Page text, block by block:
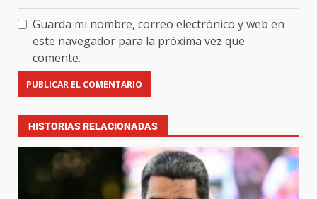
Guarda mi nombre, correo electrónico y web en
este navegador para la próxima vez que
comente.
HISTORIAS RELACIONADAS